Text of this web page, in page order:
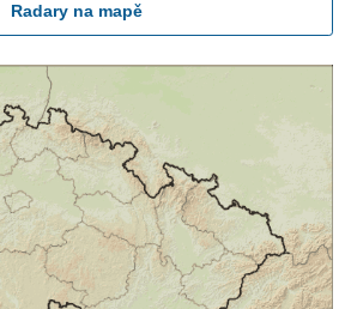
Radary na mapě